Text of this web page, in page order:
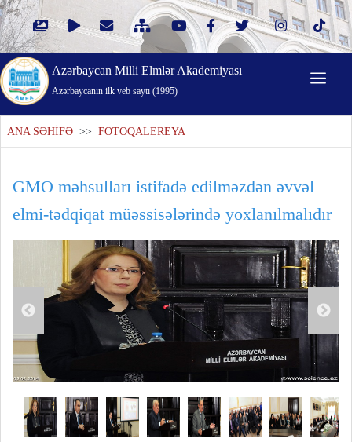
Azərbaycan Milli Elmlər Akademiyası
Azərbaycanın ilk veb saytı (1995)
ANA SƏHİFƏ >> FOTOQALEREYA
GMO məhsulları istifadə edilməzdən əvvəl
elmi-tədqiqat müəssisələrində yoxlanılmalıdır